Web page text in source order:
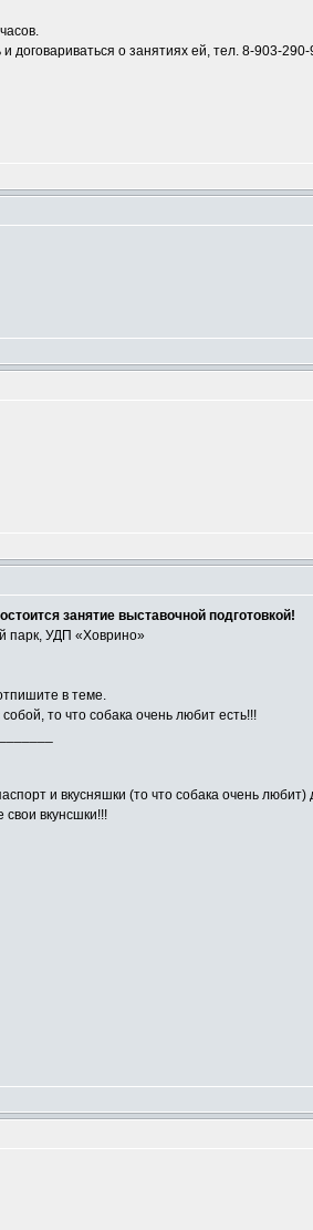
договариваться о занятиях ей, тел. 8-903-
занятие выставочной подготовкой!
парк, УДП «Ховрино»
в теме.
то что собака очень любит есть!!!
и вкусняшки (то что собака очень
свои вкунсшки!!!